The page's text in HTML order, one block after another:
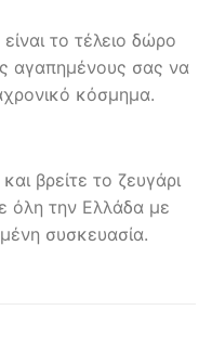
το τέλειο δώρο
αγαπημένους σας να
κόσμημα.
βρείτε το ζευγάρι
όλη την Ελλάδα με
συσκευασία.